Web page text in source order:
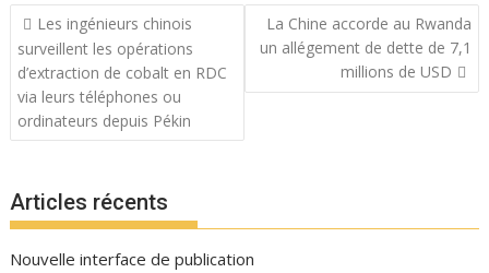
Navigation
de
l’article
Les ingénieurs chinois
surveillent les opérations
d’extraction de cobalt en RDC
via leurs téléphones ou
ordinateurs depuis Pékin
La Chine accorde au Rwanda
un allégement de dette de 7,1
millions de USD
Articles récents
Nouvelle interface de publication